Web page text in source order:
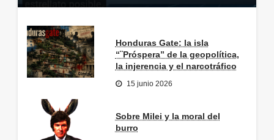
Honduras Gate: la isla
“¨Próspera” de la geopolítica,
la injerencia y el narcotráfico
15 junio 2026
Sobre Milei y la moral del
burro